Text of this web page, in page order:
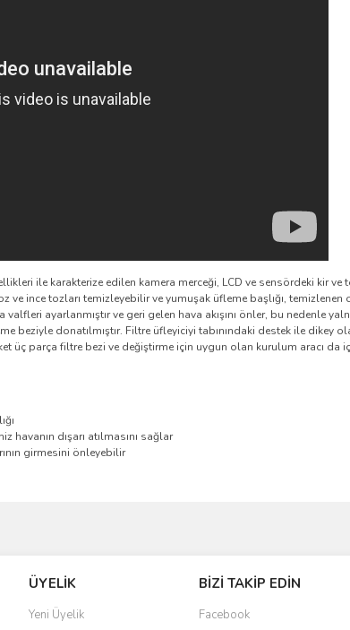
ile karakterize edilen kamera merceği, LCD ve sensördeki kir
ve ince tozları temizleyebilir ve yumuşak üfleme başlığı,
ayarlanmıştır ve geri gelen hava akışını önler, bu nedenle
beziyle donatılmıştır. Filtre üfleyiciyi tabınındaki destek ile dikey
üç parça filtre bezi ve değiştirme için uygun olan kurulum aracı da
havanın dışarı atılmasını sağlar
girmesini önleyebilir
ÜYELİK
Yeni Üyelik
BİZİ TAKİP EDİN
Facebook